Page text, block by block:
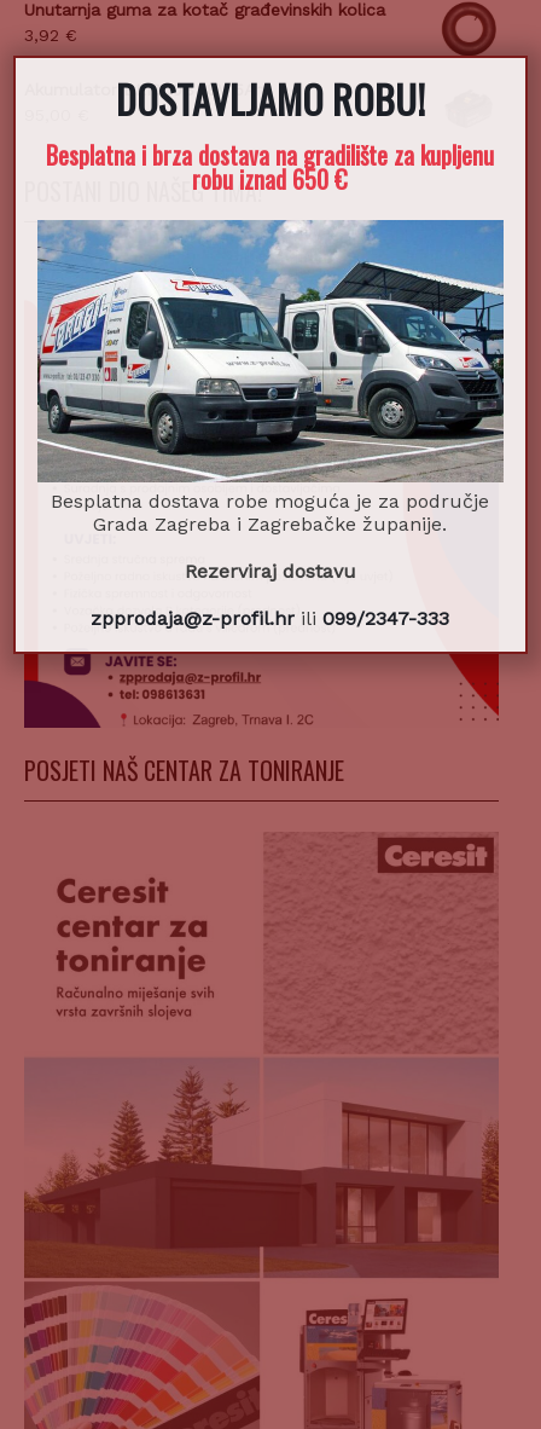
Unutarnja guma za kotač građevinskih kolica
3,92 €
Akumulator BL1850B 18V 5Ah
POSTANI DIO NAŠEG TIMA!
POSJETI NAŠ CENTAR ZA TONIRANJE
DOSTAVLJAMO ROBU!
Besplatna i brza dostava na gradilište za kupljenu
robu iznad 650 €
Besplatna dostava robe moguća je za područje
Grada Zagreba i Zagrebačke županije.
Rezerviraj dostavu
zpprodaja@z-profil.hr ili099/2347-333